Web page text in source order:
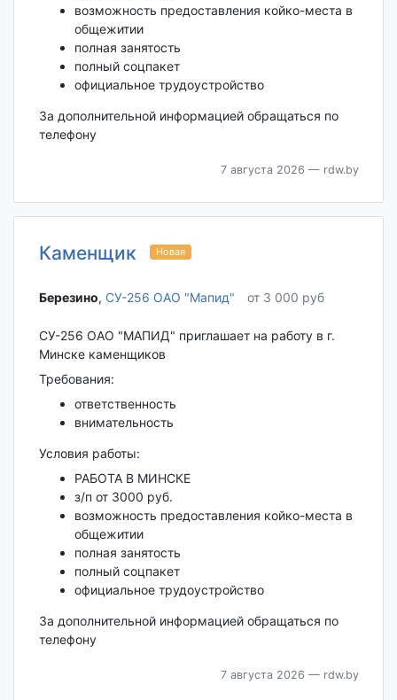
возможность предоставления койко-места в
общежитии
полная занятость
полный соцпакет
официальное трудоустройство
За дополнительной информацией обращаться по
телефону
7 августа 2026 — rdw.by
Каменщик Новая
Березино‎, СУ-256 ОАО "Мапид" от 3 000 руб
СУ-256 ОАО "МАПИД" приглашает на работу в г.
Минске каменщиков
Требования:
ответственность
внимательность
Условия работы:
РАБОТА В МИНСКЕ
з/п от 3000 руб.
возможность предоставления койко-места в
общежитии
полная занятость
полный соцпакет
официальное трудоустройство
За дополнительной информацией обращаться по
телефону
7 августа 2026 — rdw.by